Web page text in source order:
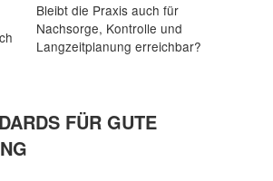
Bleibt die Praxis auch für
Nachsorge, Kontrolle und
Langzeitplanung erreichbar?
FÜR GUTE